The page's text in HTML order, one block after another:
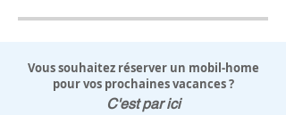
Vous souhaitez réserver un mobil-home
pour vos prochaines vacances ?
C'est par ici